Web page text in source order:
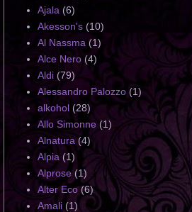
Ajala (6)
Akesson's (10)
Al Nassma (1)
Alce Nero (4)
Aldi (79)
Alessandro Palozzo (1)
alkohol (28)
Allo Simonne (1)
Alnatura (4)
Alpia (1)
Alprose (1)
Alter Eco (6)
Amali (1)